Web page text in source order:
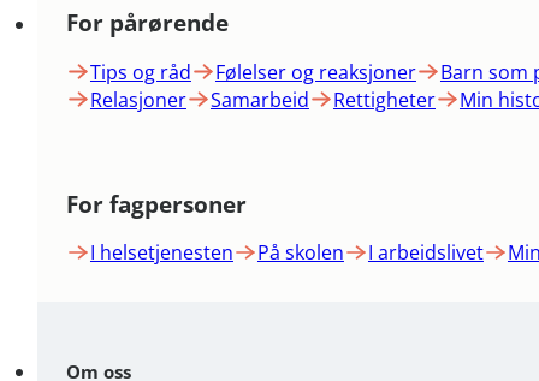
For pårørende
Tips og råd Følelser og reaksjoner
Barn som
Relasjoner
Samarbeid Rettigheter Min
For fagpersoner
I helsetjenesten På skolen I arbeidslivet
Om oss